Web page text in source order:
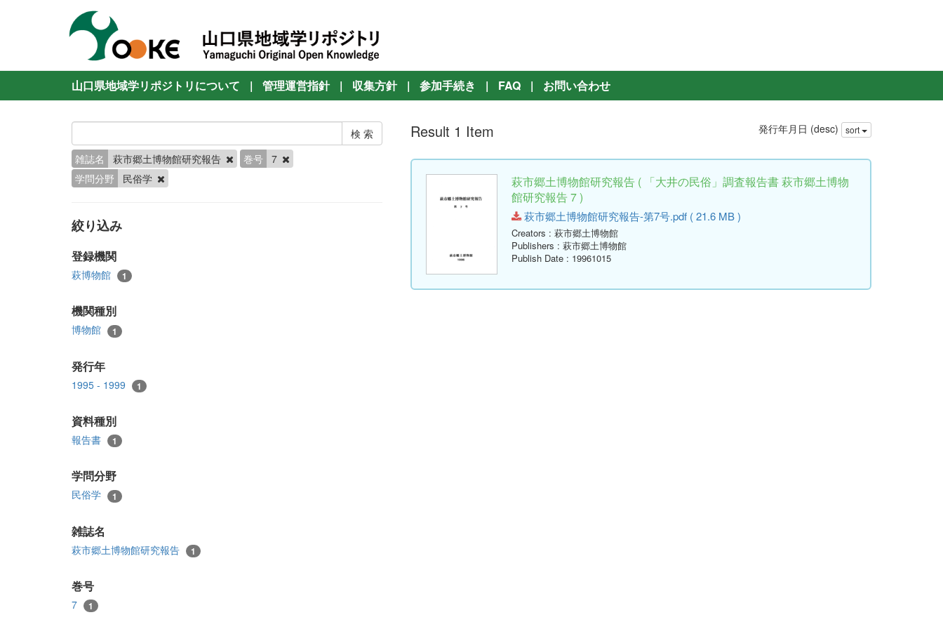
山口県地域学リポジトリについて | 管理運営指針 | 収集方針 | 参加手続き | FAQ | お問い合わせ
雑誌名 萩市郷土博物館研究報告 巻号 7
学問分野
民俗学
絞り込み
登録機関
萩博物館 1
機関種別
博物館 1
発行年
1995 - 1999 1
資料種別
報告書 1
学問分野
民俗学 1
雑誌名
萩市郷土博物館研究報告 1
巻号
7 1
Result 1 Item 発行年月日 (desc) sort
萩市郷土博物館研究報告 ( 「大井の民俗」調査報告書 萩市郷土博物
館研究報告 7 )
萩市郷土博物館研究報告-第7号.pdf ( 21.6 MB )
Creators : 萩市郷土博物館
Publishers : 萩市郷土博物館
Publish Date : 19961015